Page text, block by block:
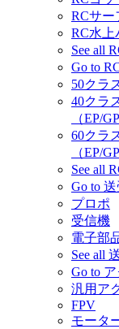
RCサー
RC水上
See all
Go to
50クラ
40クラ
（EP/
60クラ
（EP/
See all
Go to
プロポ
受信機
電子部
See all
Go to
汎用ア
FPV
モータ